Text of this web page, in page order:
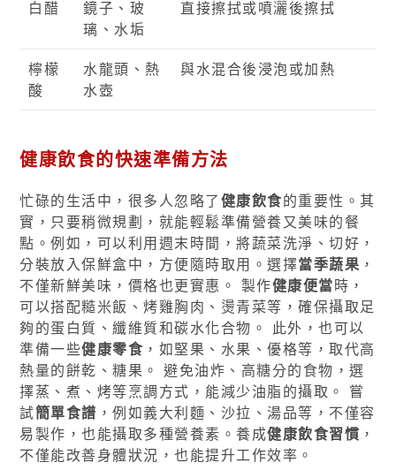
白醋
鏡子、玻
璃、水垢
直接擦拭或噴灑後擦拭
檸檬
酸
水龍頭、熱
水壺
與水混合後浸泡或加熱
健康飲食的快速準備方法
忙碌的生活中，很多人忽略了健康飲食的重要性。其
實，只要稍微規劃，就能輕鬆準備營養又美味的餐
點。例如，可以利用週末時間，將蔬菜洗淨、切好，
分裝放入保鮮盒中，方便隨時取用。選擇當季蔬果 ，
不僅新鮮美味，價格也更實惠。 製作健康便當時，
可以搭配糙米飯、烤雞胸肉、燙青菜等，確保攝取足
夠的蛋白質、纖維質和碳水化合物。 此外，也可以
準備一些健康零食 ，如堅果、水果、優格等，取代高
熱量的餅乾、糖果。 避免油炸、高糖分的食物，選
擇蒸、煮、烤等烹調方式，能減少油脂的攝取。 嘗
試簡單食譜 ，例如義大利麵、沙拉、湯品等，不僅容
易製作，也能攝取多種營養素。養成健康飲食習慣 ，
不僅能改善身體狀況，也能提升工作效率。